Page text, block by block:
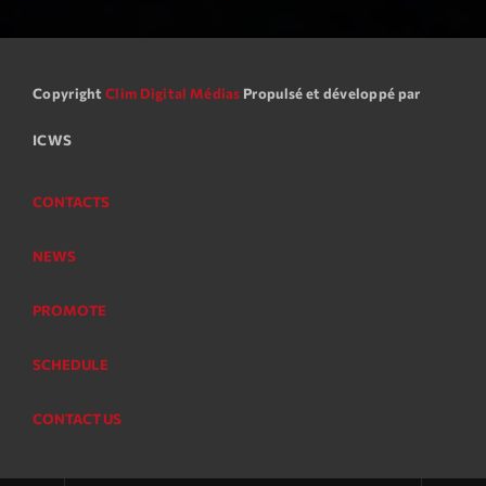
Copyright Clim Digital Médias Propulsé et développé par
ICWS
CONTACTS
NEWS
PROMOTE
SCHEDULE
CONTACT US